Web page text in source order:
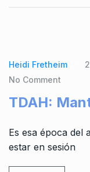
Heidi Fretheim
No Comment
TDAH:
Es esa época del
estar en sesión